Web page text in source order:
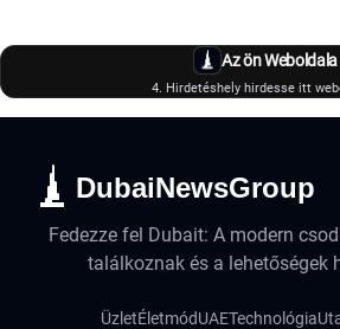
Az ön Weboldala
4. Hirdetéshely hirdesse itt
DubaiNewsGroup
Fedezze fel Dubait: A modern
találkoznak és a lehetőségek
ÜzletÉletmódUAETechnológia